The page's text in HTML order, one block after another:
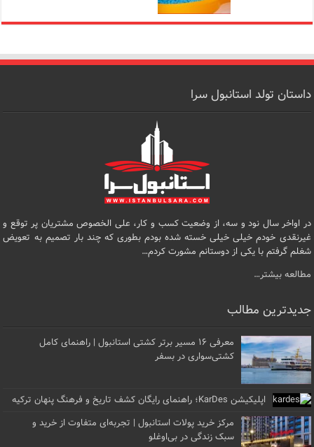
داستان تولد استانبول سرا
در اواخر سال نود و سه، از وضعیت کسب و کار، علی الخصوص مشتریان پر توقع و
غیرنقدی خودم خیلی خیلی خسته شده بودم بطوری که چند بار تصمیم به تعویض
شغلم گرفتم با یکی از دوستانم مشورت کردم…
مطالعه بیشتر…
جدیدترین مطالب
معرفی ۱۶ مسیر برتر کشتی استانبول | راهنمای کامل
کشتی‌سواری در بسفر
اپلیکیشن KarDes؛ راهنمای رایگان کشف تاریخ و فرهنگ پنهان ترکیه
مرکز خرید پولات استانبول | تجربه‌ای متفاوت از خرید و
سبک زندگی در بی‌اوغلو